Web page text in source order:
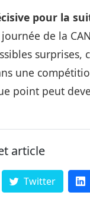
pour la
de la
une
point peut
article
Twitter